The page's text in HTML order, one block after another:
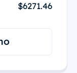
$6271.46